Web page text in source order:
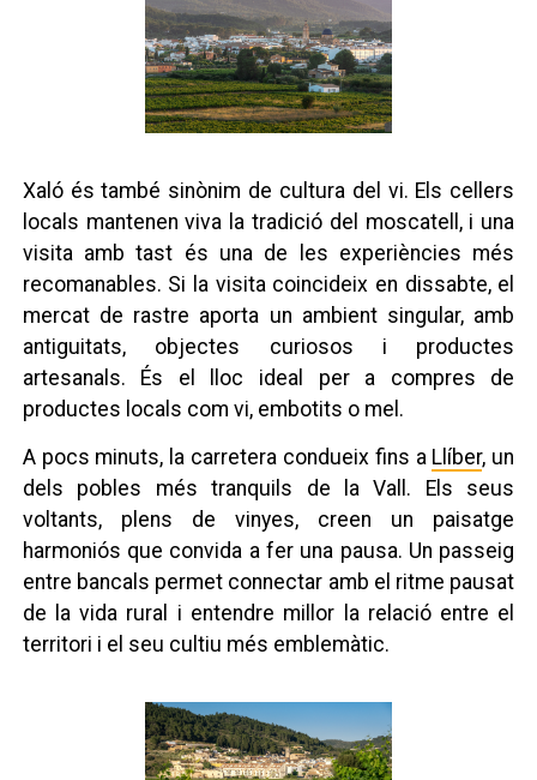
Xaló és també sinònim de cultura del vi. Els cellers
locals mantenen viva la tradició del moscatell, i una
visita amb tast és una de les experiències més
recomanables. Si la visita coincideix en dissabte, el
mercat de rastre aporta un ambient singular, amb
antiguitats, objectes curiosos i productes
artesanals. És el lloc ideal per a compres de
productes locals com vi, embotits o mel.
A pocs minuts, la carretera condueix fins a Llíber, un
dels pobles més tranquils de la Vall. Els seus
voltants, plens de vinyes, creen un paisatge
harmoniós que convida a fer una pausa. Un passeig
entre bancals permet connectar amb el ritme pausat
de la vida rural i entendre millor la relació entre el
territori i el seu cultiu més emblemàtic.